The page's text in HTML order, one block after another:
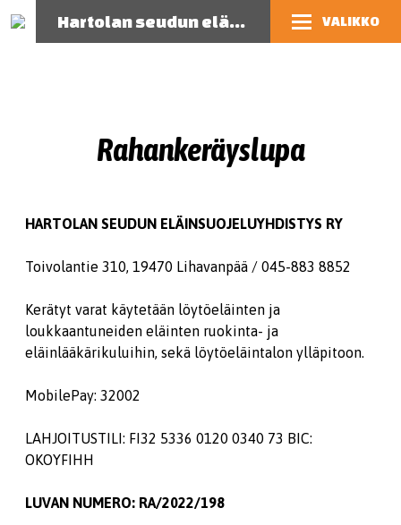
Hartolan seudun eläinsuojeluyhdistys VALIKKO
Rahankeräyslupa
HARTOLAN SEUDUN ELÄINSUOJELUYHDISTYS RY
Toivolantie 310, 19470 Lihavanpää / 045-883 8852
Kerätyt varat käytetään löytöeläinten ja
loukkaantuneiden eläinten ruokinta- ja
eläinlääkärikuluihin, sekä löytöeläintalon ylläpitoon.
MobilePay: 32002
LAHJOITUSTILI: FI32 5336 0120 0340 73 BIC:
OKOYFIHH
LUVAN NUMERO: RA/2022/198